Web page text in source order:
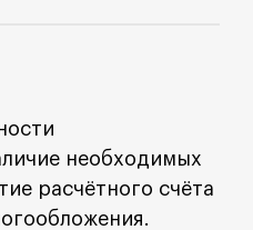
необходимых
расчётного счёта